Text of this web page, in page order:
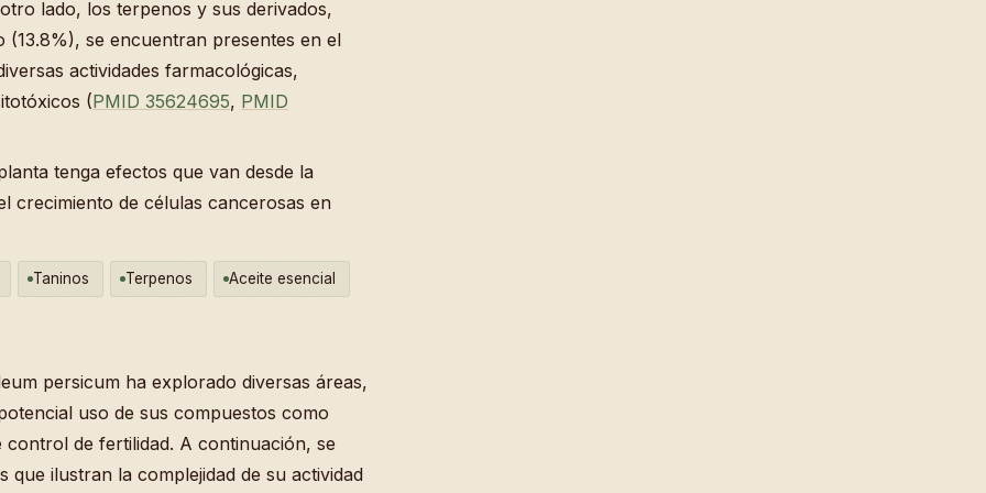
lado, los terpenos y sus derivados,
se encuentran presentes en el
actividades farmacológicas,
(PMID 35624695, PMID
tenga efectos que van desde la
crecimiento de células cancerosas en
Taninos Terpenos Aceite esencial
persicum ha explorado diversas áreas,
uso de sus compuestos como
de fertilidad. A continuación, se
ilustran la complejidad de su actividad